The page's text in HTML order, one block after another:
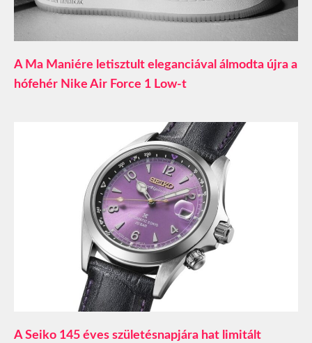
A Ma Maniére letisztult eleganciával álmodta újra a
hófehér Nike Air Force 1 Low-t
A Seiko 145 éves születésnapjára hat limitált